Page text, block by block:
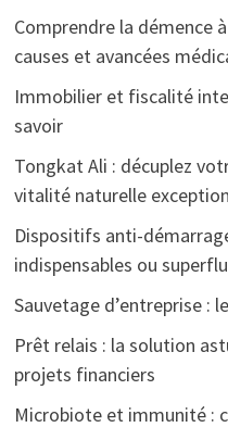
Comprendre la démence
causes et avancées
Immobilier et fiscalité
savoir
Tongkat Ali : décuplez
vitalité naturelle
Dispositifs anti-
indispensables ou
Sauvetage d’entreprise :
Prêt relais : la solution
projets financiers
Microbiote et immunité :